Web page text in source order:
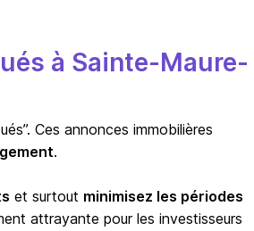
à Sainte-Maure-
Ces annonces immobilières
.
et surtout minimisez les périodes
attrayante pour les investisseurs